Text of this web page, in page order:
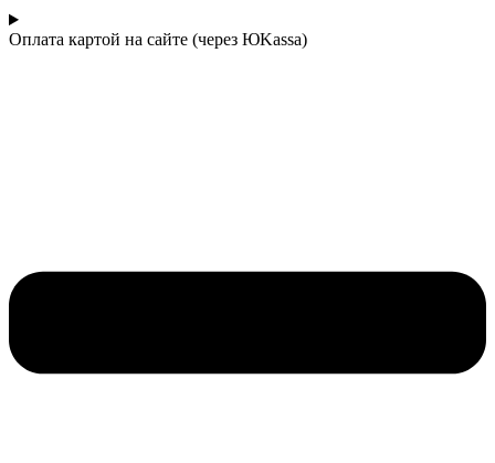
Оплата картой на сайте (через ЮKassa)